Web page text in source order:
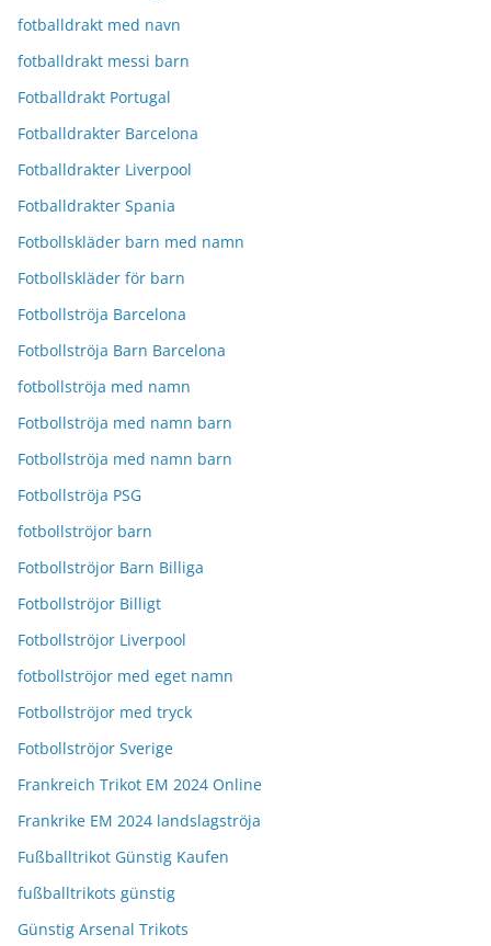
fotballdrakt med navn
fotballdrakt messi barn
Fotballdrakt Portugal
Fotballdrakter Barcelona
Fotballdrakter Liverpool
Fotballdrakter Spania
Fotbollskläder barn med namn
Fotbollskläder för barn
Fotbollströja Barcelona
Fotbollströja Barn Barcelona
fotbollströja med namn
Fotbollströja med namn barn
Fotbollströja med namn barn
Fotbollströja PSG
fotbollströjor barn
Fotbollströjor Barn Billiga
Fotbollströjor Billigt
Fotbollströjor Liverpool
fotbollströjor med eget namn
Fotbollströjor med tryck
Fotbollströjor Sverige
Frankreich Trikot EM 2024 Online
Frankrike EM 2024 landslagströja
Fußballtrikot Günstig Kaufen
fußballtrikots günstig
Günstig Arsenal Trikots